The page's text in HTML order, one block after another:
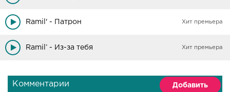
Ramil' - Патрон Хит премьера
Ramil’ - Из-за тебя Хит премьера
Комментарии Добавить